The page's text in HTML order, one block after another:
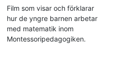
Film som visar och förklarar
hur de yngre barnen arbetar
med matematik inom
Montessoripedagogiken.